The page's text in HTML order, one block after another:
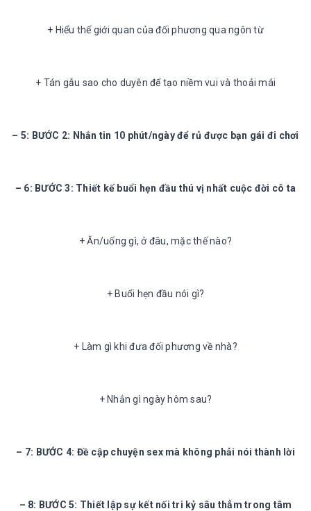
+ Hiểu thế giới quan của đối phương qua ngôn từ
+ Tán gẫu sao cho duyên để tạo niềm vui và thoải mái
– 5: BƯỚC 2: Nhắn tin 10 phút/ngày để rủ được bạn gái đi chơi
– 6: BƯỚC 3: Thiết kế buổi hẹn đầu thú vị nhất cuộc đời cô ta
+ Ăn/uống gì, ở đâu, mặc thế nào?
+ Buổi hẹn đầu nói gì?
+ Làm gì khi đưa đối phương về nhà?
+ Nhắn gì ngày hôm sau?
– 7: BƯỚC 4: Đề cập chuyện sex mà không phải nói thành lời
– 8: BƯỚC 5: Thiết lập sự kết nối tri kỷ sâu thẳm trong tâm